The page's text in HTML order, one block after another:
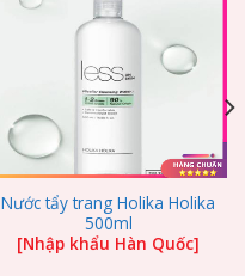
Nước tẩy trang Holika Holika
500ml
[Nhập khẩu Hàn Quốc]